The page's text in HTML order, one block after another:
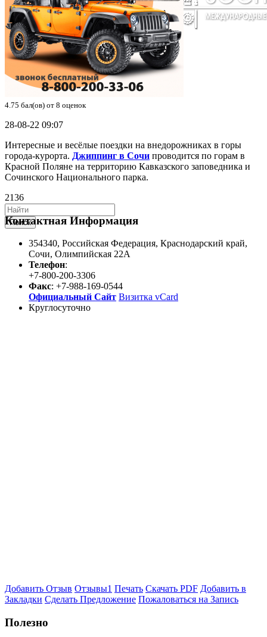
Поиск
4.75 бал(ов) от 8 оценок
28-08-22 09:07
Интересные и весёлые поездки на внедорожниках в горы
города-курорта. Джиппинг в Сочи проводится по горам в
Красной Поляне на территорию Кавказского заповедника и
Сочинского Национального парка.
2136
Контактная Информация
354340, Российская Федерация, Краснодарский край,
Сочи, Олимпийская 22А
Телефон:
+7-800-200-3306
Факс: +7-988-169-0544
Официальный Сайт Визитка vCard
Круглосуточно
Добавить Отзыв Отзывы1 Печать Скачать PDF Добавить в
Закладки Сделать Предложение Пожаловаться на Запись
Полезно